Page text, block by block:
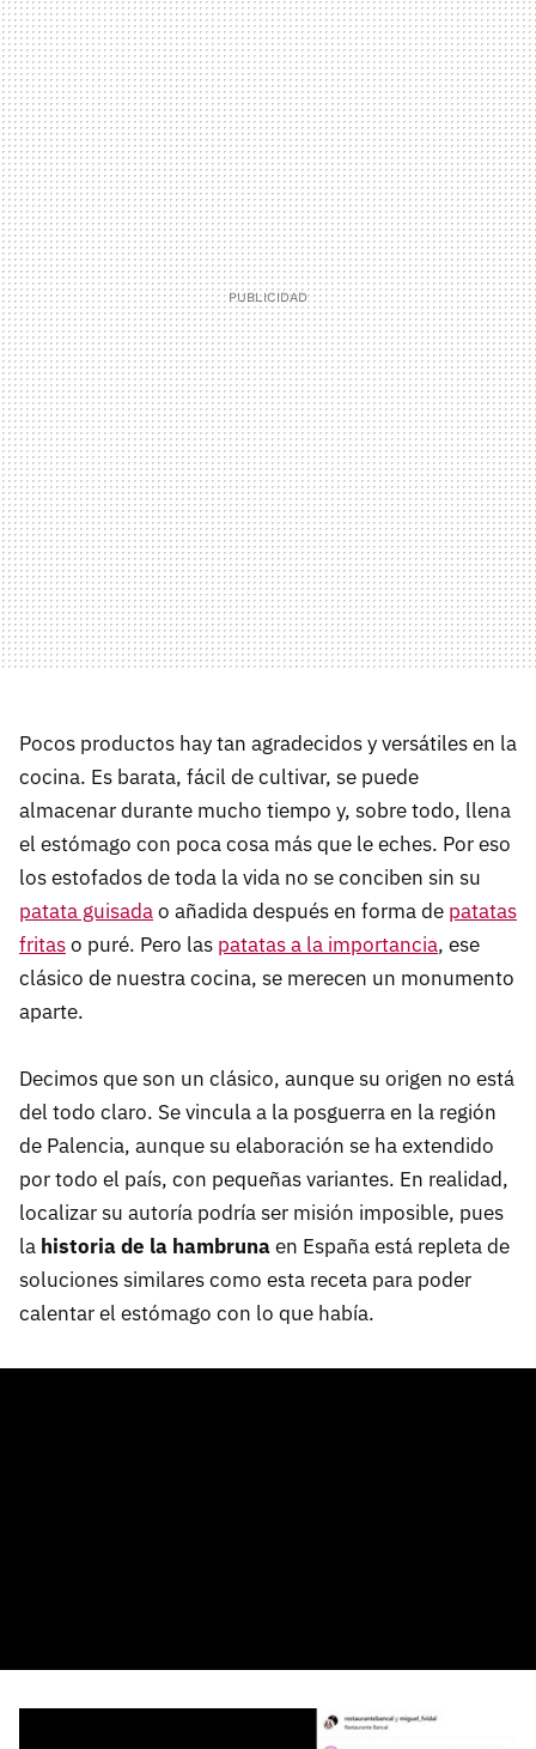
Pocos productos hay tan agradecidos y versátiles en la
cocina. Es barata, fácil de cultivar, se puede
almacenar durante mucho tiempo y, sobre todo, llena
el estómago con poca cosa más que le eches. Por eso
los estofados de toda la vida no se conciben sin su
patata guisadao añadida después en forma de patatas
fritaso puré. Pero las patatas a la importancia, ese
clásico de nuestra cocina, se merecen un monumento
aparte.
Decimos que son un clásico, aunque su origen no está
del todo claro. Se vincula a la posguerra en la región
de Palencia, aunque su elaboración se ha extendido
por todo el país, con pequeñas variantes. En realidad,
localizar su autoría podría ser misión imposible, pues
la historia de la hambrunaen España está repleta de
soluciones similares como esta receta para poder
calentar el estómago con lo que había.